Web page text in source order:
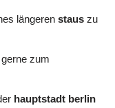
längeren staus zu
zum
hauptstadt berlin